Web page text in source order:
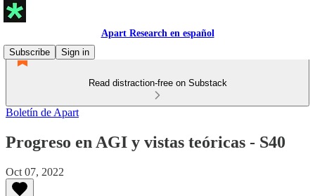
Apart Research en español
Subscribe
Sign in
Read distraction-free on Substack
Boletín de Apart
Progreso en AGI y vistas teóricas - S40
Oct 07, 2022